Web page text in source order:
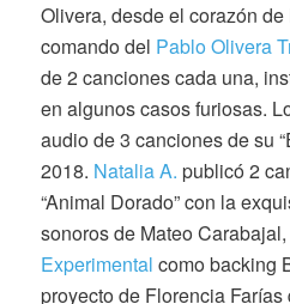
Olivera, desde el corazón
comando del Pablo Olivera
de 2 canciones cada una,
en algunos casos furiosas.
audio de 3 canciones de su
2018. Natalia A. publicó 2
“Animal Dorado” con la
sonoros de Mateo
Experimental como backing
proyecto de Florencia